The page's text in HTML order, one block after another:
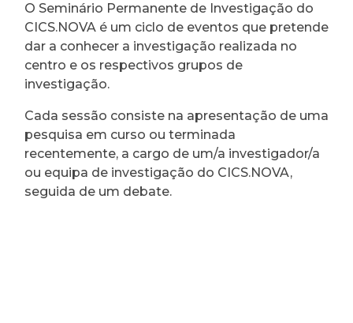
O Seminário Permanente de Investigação do
CICS.NOVA é um ciclo de eventos que pretende
dar a conhecer a investigação realizada no
centro e os respectivos grupos de
investigação.
Cada sessão consiste na apresentação de uma
pesquisa em curso ou terminada
recentemente, a cargo de um/a investigador/a
ou equipa de investigação do CICS.NOVA,
seguida de um debate.